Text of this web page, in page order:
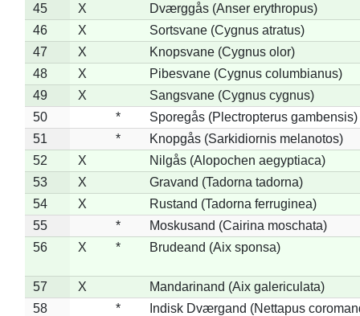
45
X
Dværggås (Anser erythropus)
46
X
Sortsvane (Cygnus atratus)
47
X
Knopsvane (Cygnus olor)
48
X
Pibesvane (Cygnus columbianus)
49
X
Sangsvane (Cygnus cygnus)
50
*
Sporegås (Plectropterus gambensis)
51
*
Knopgås (Sarkidiornis melanotos)
52
X
Nilgås (Alopochen aegyptiaca)
53
X
Gravand (Tadorna tadorna)
54
X
Rustand (Tadorna ferruginea)
55
*
Moskusand (Cairina moschata)
56
X * Brudeand (Aix sponsa)
57 X
Mandarinand (Aix galericulata)
58
*
Indisk Dværgand (Nettapus